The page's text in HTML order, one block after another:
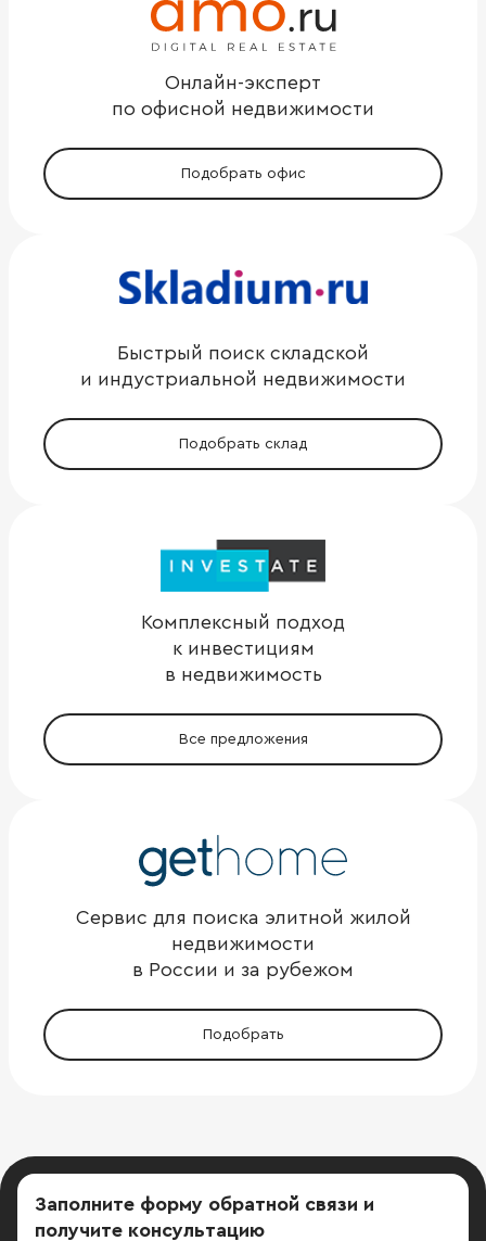
Онлайн-эксперт
по офисной недвижимости
Подобрать офис
Быстрый поиск складской
и индустриальной недвижимости
Подобрать склад
Комплексный подход
к инвестициям
в недвижимость
Все предложения
Сервис для поиска элитной жилой
недвижимости
в России и за рубежом
Подобрать
Заполните форму обратной связи и
получите консультацию